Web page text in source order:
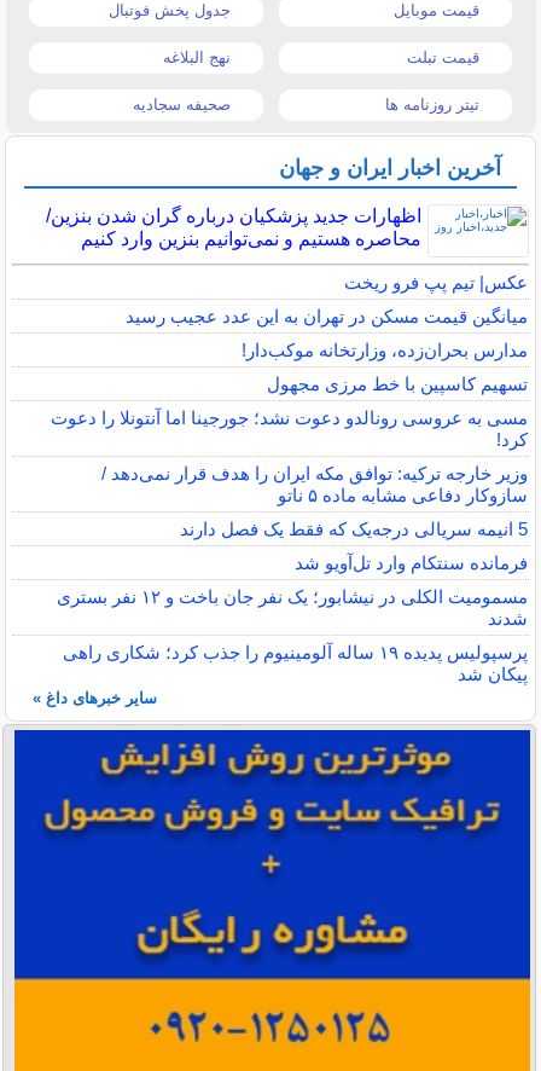
قیمت موبایل جدول پخش فوتبال
قیمت تبلت نهج البلاغه
تیتر روزنامه ها صحیفه سجادیه
آخرین اخبار ایران و جهان
اظهارات جدید پزشکیان درباره گران شدن بنزین/
محاصره هستیم و نمی‌توانیم بنزین وارد کنیم
عکس| تیم پپ فرو ریخت
میانگین قیمت مسکن در تهران به این عدد عجیب رسید
مدارس بحران‌زده، وزارتخانه موکب‌دار!
تسهیم کاسپین با خط مرزی مجهول
مسی به عروسی رونالدو دعوت نشد؛ جورجینا اما آنتونلا را دعوت
کرد!
وزیر خارجه ترکیه: توافق مکه ایران را هدف قرار نمی‌دهد /
سازوکار دفاعی مشابه ماده ۵ ناتو
5 انیمه سریالی درجه‌یک که فقط یک فصل دارند
فرمانده سنتکام وارد تل‌آویو شد
مسمومیت الکلی در نیشابور؛ یک نفر جان باخت و ۱۲ نفر بستری
شدند
پرسپولیس پدیده ۱۹ ساله آلومینیوم را جذب کرد؛ شکاری راهی
پیکان شد
سایر خبرهای داغ »